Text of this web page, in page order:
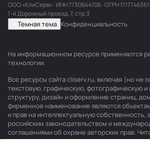
ООО «КлиСерв» · ИНН7730644106· ОГРН
1-й Дорожный проезд, 7, стр.3
Темная тема Конфиденциальность
На информационном ресурсе применяются
технологии.
Все ресурсы сайта cliserv.ru, включая (но не
текстовую, графическую, фотографическую
структуру, дизайн и оформление страниц,
фирменное наименование являются
и прав на интеллектуальную
российским законодательством и
соглашениями об охране авторских прав.